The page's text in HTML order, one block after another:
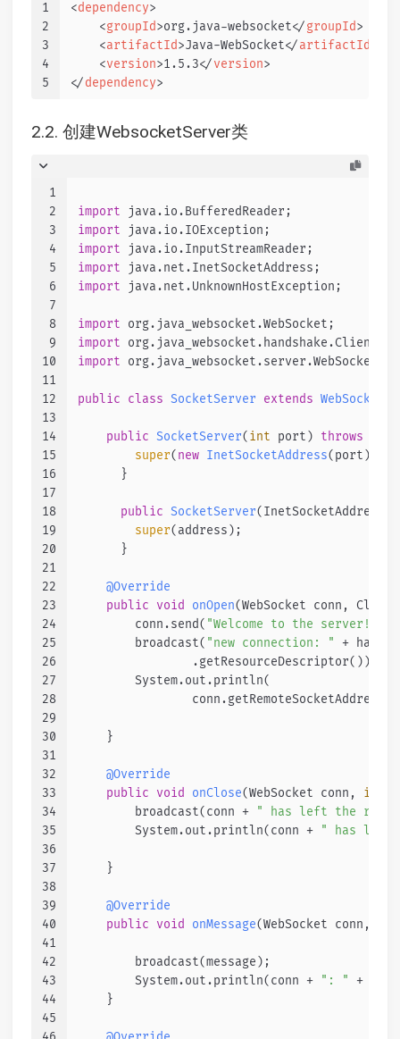
1
2
3
4
5
<dependency>
<groupId>org.java-websocket</groupId>
<artifactId>Java-WebSocket</artifactId
<version>1.5.3</version>
</dependency>
2.2. 创建WebsocketServer类
1
2
3
4
5
6
7
8
9
10
11
12
13
14
15
16
17
18
19
20
21
22
23
24
25
26
27
28
29
30
31
32
33
34
35
36
37
38
39
40
41
42
43
44
45
import java.io.BufferedReader;
import java.io.IOException;
import java.io.InputStreamReader;
import java.net.InetSocketAddress;
import java.net.UnknownHostException;
import org.java_websocket.WebSocket;
import
import
public class SocketServer extends
public SocketServer( int port) throws
super( new InetSocketAddress(port));
      }
public SocketServer(InetSocketAddress
super(address);
      }
@Override
public
void onOpen(WebSocket conn,
        conn.send(
"Welcome to the server!"
        broadcast(
"new connection: " +
                .getResourceDescriptor());
        System.out.println(
    }
@Override
public
void onClose(WebSocket conn, int
        broadcast(conn +
" has left the
        System.out.println(conn +
" has left
    }
@Override
public
void onMessage(WebSocket conn,
        broadcast(message);
        System.out.println(conn +
": " +
    }